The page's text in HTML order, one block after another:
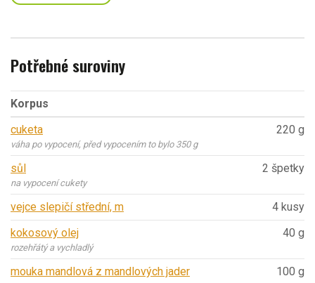
Potřebné suroviny
Korpus
cuketa
váha po vypocení, před vypocením to bylo 350 g
220 g
sůl
na vypocení cukety
2 špetky
vejce slepičí střední, m
4 kusy
kokosový olej
rozehřátý a vychladlý
40 g
mouka mandlová z mandlových jader
100 g